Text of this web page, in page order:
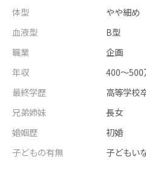
体型
やや細め
血液型
B型
職業
企画
年収
400～500
最終学歴
高等学校
兄弟姉妹
長女
婚姻歴
初婚
子どもの有無
子どもい